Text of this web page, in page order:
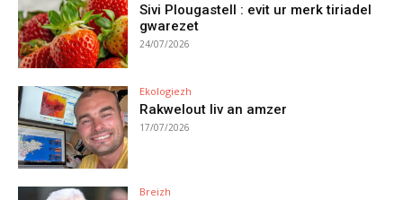
Sivi Plougastell : evit ur merk tiriadel
gwarezet
24/07/2026
Ekologiezh
Rakwelout liv an amzer
17/07/2026
Breizh